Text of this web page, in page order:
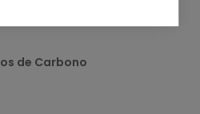
de Carbono